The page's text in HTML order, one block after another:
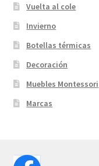
Vuelta al cole
Invierno
Botellas térmicas
Decoración
Muebles Montessori
Marcas